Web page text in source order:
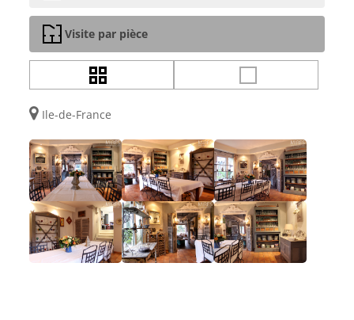
Visite par pièce
Ile-de-France